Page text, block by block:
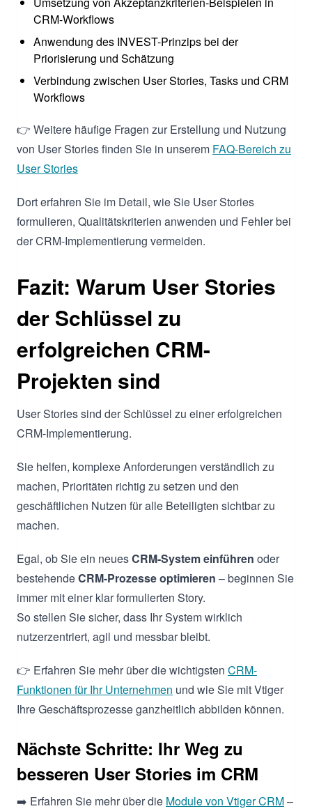
CRM-Workflows
Anwendung des INVEST-Prinzips bei der
Priorisierung und Schätzung
Verbindung zwischen User Stories, Tasks und CRM
Workflows
👉 Weitere häufige Fragen zur Erstellung und Nutzung
von User Stories finden Sie in unserem FAQ-Bereich zu
User Stories
Dort erfahren Sie im Detail, wie Sie User Stories
formulieren, Qualitätskriterien anwenden und Fehler bei
der CRM-Implementierung vermeiden.
Fazit: Warum User Stories
der Schlüssel zu
erfolgreichen CRM-
Projekten sind
User Stories sind der Schlüssel zu einer erfolgreichen
CRM-Implementierung.
Sie helfen, komplexe Anforderungen verständlich zu
machen, Prioritäten richtig zu setzen und den
geschäftlichen Nutzen für alle Beteiligten sichtbar zu
machen.
Egal, ob Sie ein neuesCRM-System einführen oder
bestehendeCRM-Prozesse optimieren – beginnen Sie
immer mit einer klar formulierten Story.
So stellen Sie sicher, dass Ihr System wirklich
nutzerzentriert, agil und messbar bleibt.
👉 Erfahren Sie mehr über die wichtigsten CRM-
Funktionen für Ihr Unternehmen und wie Sie mit Vtiger
Ihre Geschäftsprozesse ganzheitlich abbilden können.
Nächste Schritte: Ihr Weg zu
besseren User Stories im CRM
➡️ Erfahren Sie mehr über die Module von Vtiger CRM–